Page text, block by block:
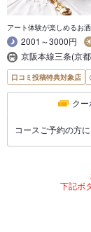
アート体験が楽しめるお
2001～3000円
京阪本線三条(京
口コミ投稿特典対象店
クー
コースご予約の方
下記ボ